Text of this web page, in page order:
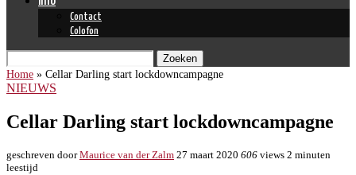
Contact
Colofon
Zoeken
Home » Cellar Darling start lockdowncampagne
NIEUWS
Cellar Darling start lockdowncampagne
geschreven doorMaurice van der Zalm 27 maart 2020 606 views 2 minuten
leestijd